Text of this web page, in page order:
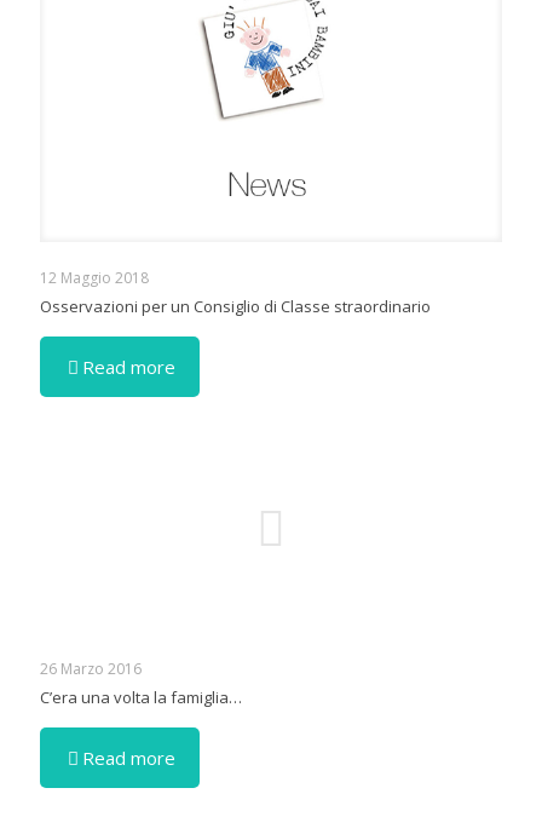
12 Maggio 2018
Osservazioni per un Consiglio di Classe straordinario
Read more
26 Marzo 2016
C’era una volta la famiglia…
Read more